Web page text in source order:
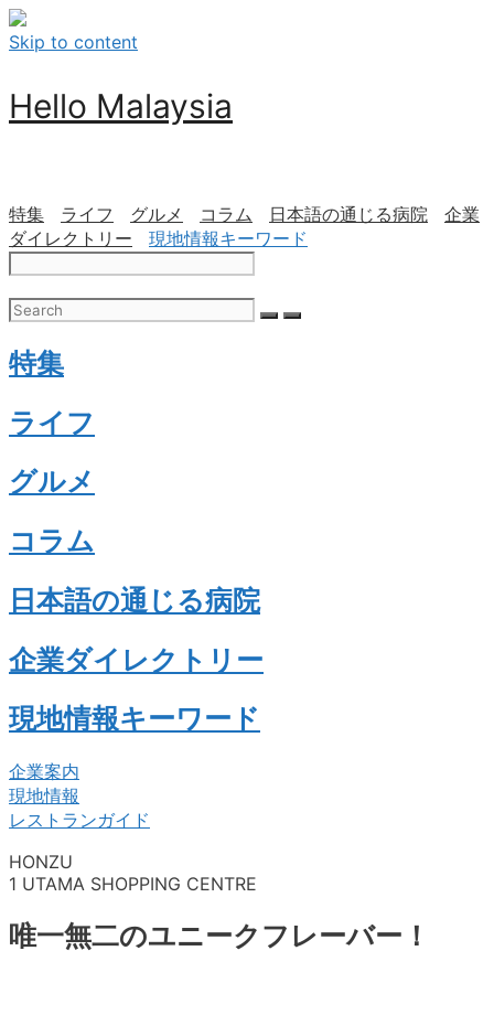
Skip to content
Hello Malaysia
特集 ライフ グルメ コラム 日本語の通じる病院
企業
ダイレクトリー
現地情報キーワード
特集
ライフ
グルメ
コラム
日本語の通じる病院
企業ダイレクトリー
現地情報キーワード
企業案内
現地情報
レストランガイド
HONZU
1 UTAMA SHOPPING CENTRE
唯一無二のユニークフレーバー！